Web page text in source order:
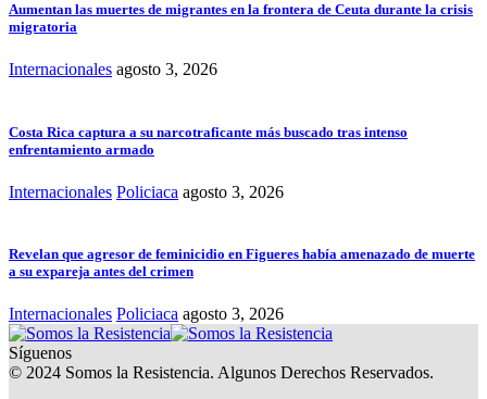
Aumentan las muertes de migrantes en la frontera de Ceuta durante la crisis
migratoria
Internacionales agosto 3, 2026
Costa Rica captura a su narcotraficante más buscado tras intenso
enfrentamiento armado
Internacionales Policiaca agosto 3, 2026
Revelan que agresor de feminicidio en Figueres había amenazado de muerte
a su expareja antes del crimen
Internacionales Policiaca agosto 3, 2026
Síguenos
© 2024 Somos la Resistencia. Algunos Derechos Reservados.